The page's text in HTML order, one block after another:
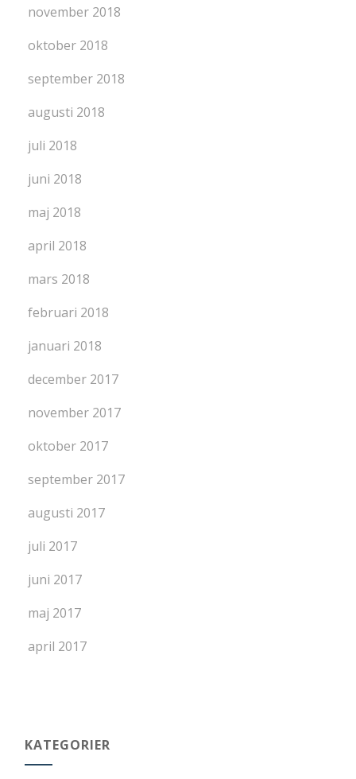
november 2018
oktober 2018
september 2018
augusti 2018
juli 2018
juni 2018
maj 2018
april 2018
mars 2018
februari 2018
januari 2018
december 2017
november 2017
oktober 2017
september 2017
augusti 2017
juli 2017
juni 2017
maj 2017
april 2017
KATEGORIER